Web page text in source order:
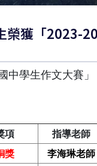
獲「2023-
中學生作文大賽
項
指導老師
獎
李海琳老師